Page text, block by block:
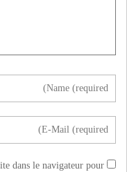
dans le navigateur pour